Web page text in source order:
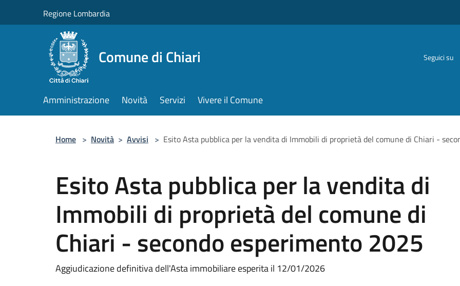
Regione Lombardia
Comune di Chiari Seguici su
Amministrazione Novità Servizi Vivere il Comune
Home > Novità > Avvisi > Esito Asta pubblica per la vendita di Immobili di proprietà del comune di Chiari -
Esito Asta pubblica per la vendita di
Immobili di proprietà del comune di
Chiari - secondo esperimento 2025
Aggiudicazione definitiva dell'Asta immobiliare esperita il 12/01/2026